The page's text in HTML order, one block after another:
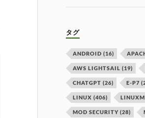
タグ
ANDROID (16)
AWS LIGHTSAIL (19)
CHATGPT (26) E-P7
LINUX (406)
MOD SECURITY (28)